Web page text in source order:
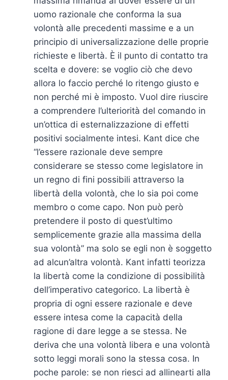
uomo razionale che conforma la sua
volontà alle precedenti massime e a un
principio di universalizzazione delle proprie
richieste e libertà. È il punto di contatto tra
scelta e dovere: se voglio ciò che devo
allora lo faccio perché lo ritengo giusto e
non perché mi è imposto. Vuol dire riuscire
a comprendere l’ulteriorità del comando in
un’ottica di esternalizzazione di effetti
positivi socialmente intesi. Kant dice che
“l’essere razionale deve sempre
considerare se stesso come legislatore in
un regno di fini possibili attraverso la
libertà della volontà, che lo sia poi come
membro o come capo. Non può però
pretendere il posto di quest’ultimo
semplicemente grazie alla massima della
sua volontà” ma solo se egli non è soggetto
ad alcun’altra volontà. Kant infatti teorizza
la libertà come la condizione di possibilità
dell’imperativo categorico. La libertà è
propria di ogni essere razionale e deve
essere intesa come la capacità della
ragione di dare legge a se stessa. Ne
deriva che una volontà libera e una volontà
sotto leggi morali sono la stessa cosa. In
poche parole: se non riesci ad allinearti alla